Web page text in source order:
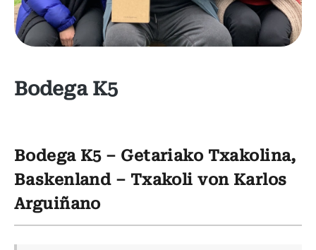
Bodega K5
Bodega K5 – Getariako Txakolina,
Baskenland – Txakoli von Karlos
Arguiñano